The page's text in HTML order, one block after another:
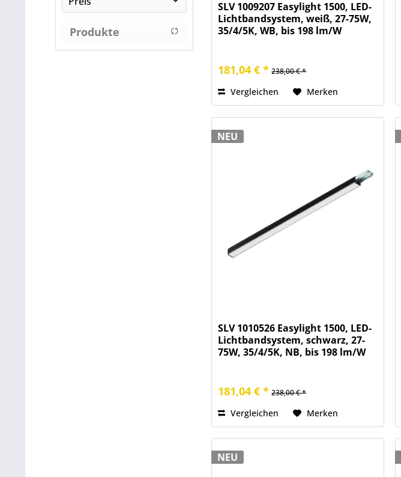
326,06 €
Produkte
anzeigen
SLV 1009207 Easylight 1500, LED-
Lichtbandsystem, weiß, 27-75W,
35/4/5K, WB, bis 198 lm/W
181,04 € * 238,00 € *
Vergleichen Merken
NEU
SLV 1010526 Easylight 1500, LED-
Lichtbandsystem, schwarz, 27-
75W, 35/4/5K, NB, bis 198 lm/W
181,04 € * 238,00 € *
Vergleichen Merken
NEU